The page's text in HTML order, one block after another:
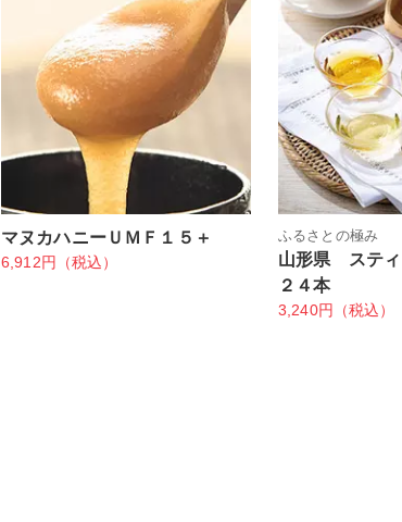
マヌカハニーＵＭＦ１５＋
6,912円（税込）
ふるさとの極み
山形県 ステ
２４本
3,240円（税込）